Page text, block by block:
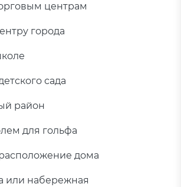
центрам
города
сада
район
для гольфа
дома
или набережная